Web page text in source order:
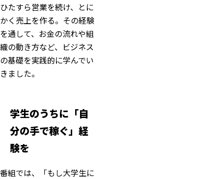
ひたすら営業を続け、とに
かく売上を作る。その経験
を通して、お金の流れや組
織の動き方など、ビジネス
の基礎を実践的に学んでい
きました。
学生のうちに「自
分の手で稼ぐ」経
験を
番組では、「もし大学生に